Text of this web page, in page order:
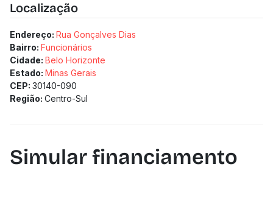
Localização
Endereço: Rua Gonçalves Dias
Bairro: Funcionários
Cidade: Belo Horizonte
Estado: Minas Gerais
CEP: 30140-090
Região: Centro-Sul
Simular financiamento